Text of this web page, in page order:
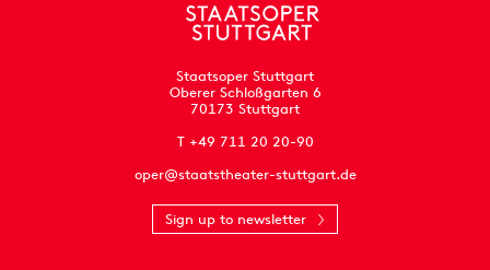
Staatsoper Stuttgart
Oberer Schloßgarten 6
70173 Stuttgart
T +49 711 20 20-90
oper@staatstheater-stuttgart.de
Sign up to newsletter